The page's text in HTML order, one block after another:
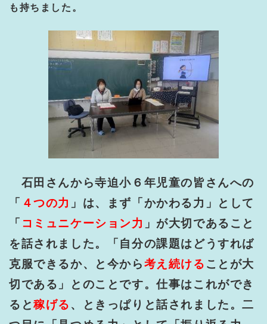
も持ちました。
石田さんから寺迫小６年児童の皆さんへの
「 ４つの力 」は、まず「かかわる力」として
「 コミュニケーション力 」が大切であること
を話されました。「自分の課題はどうすれば
克服できるか、と今から考え続ける ことが大
切である」とのことです。仕事はこれができ
ると稼げる 、ときっぱりと話されました。二